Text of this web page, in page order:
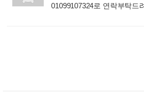
01099107324로 연락부탁드